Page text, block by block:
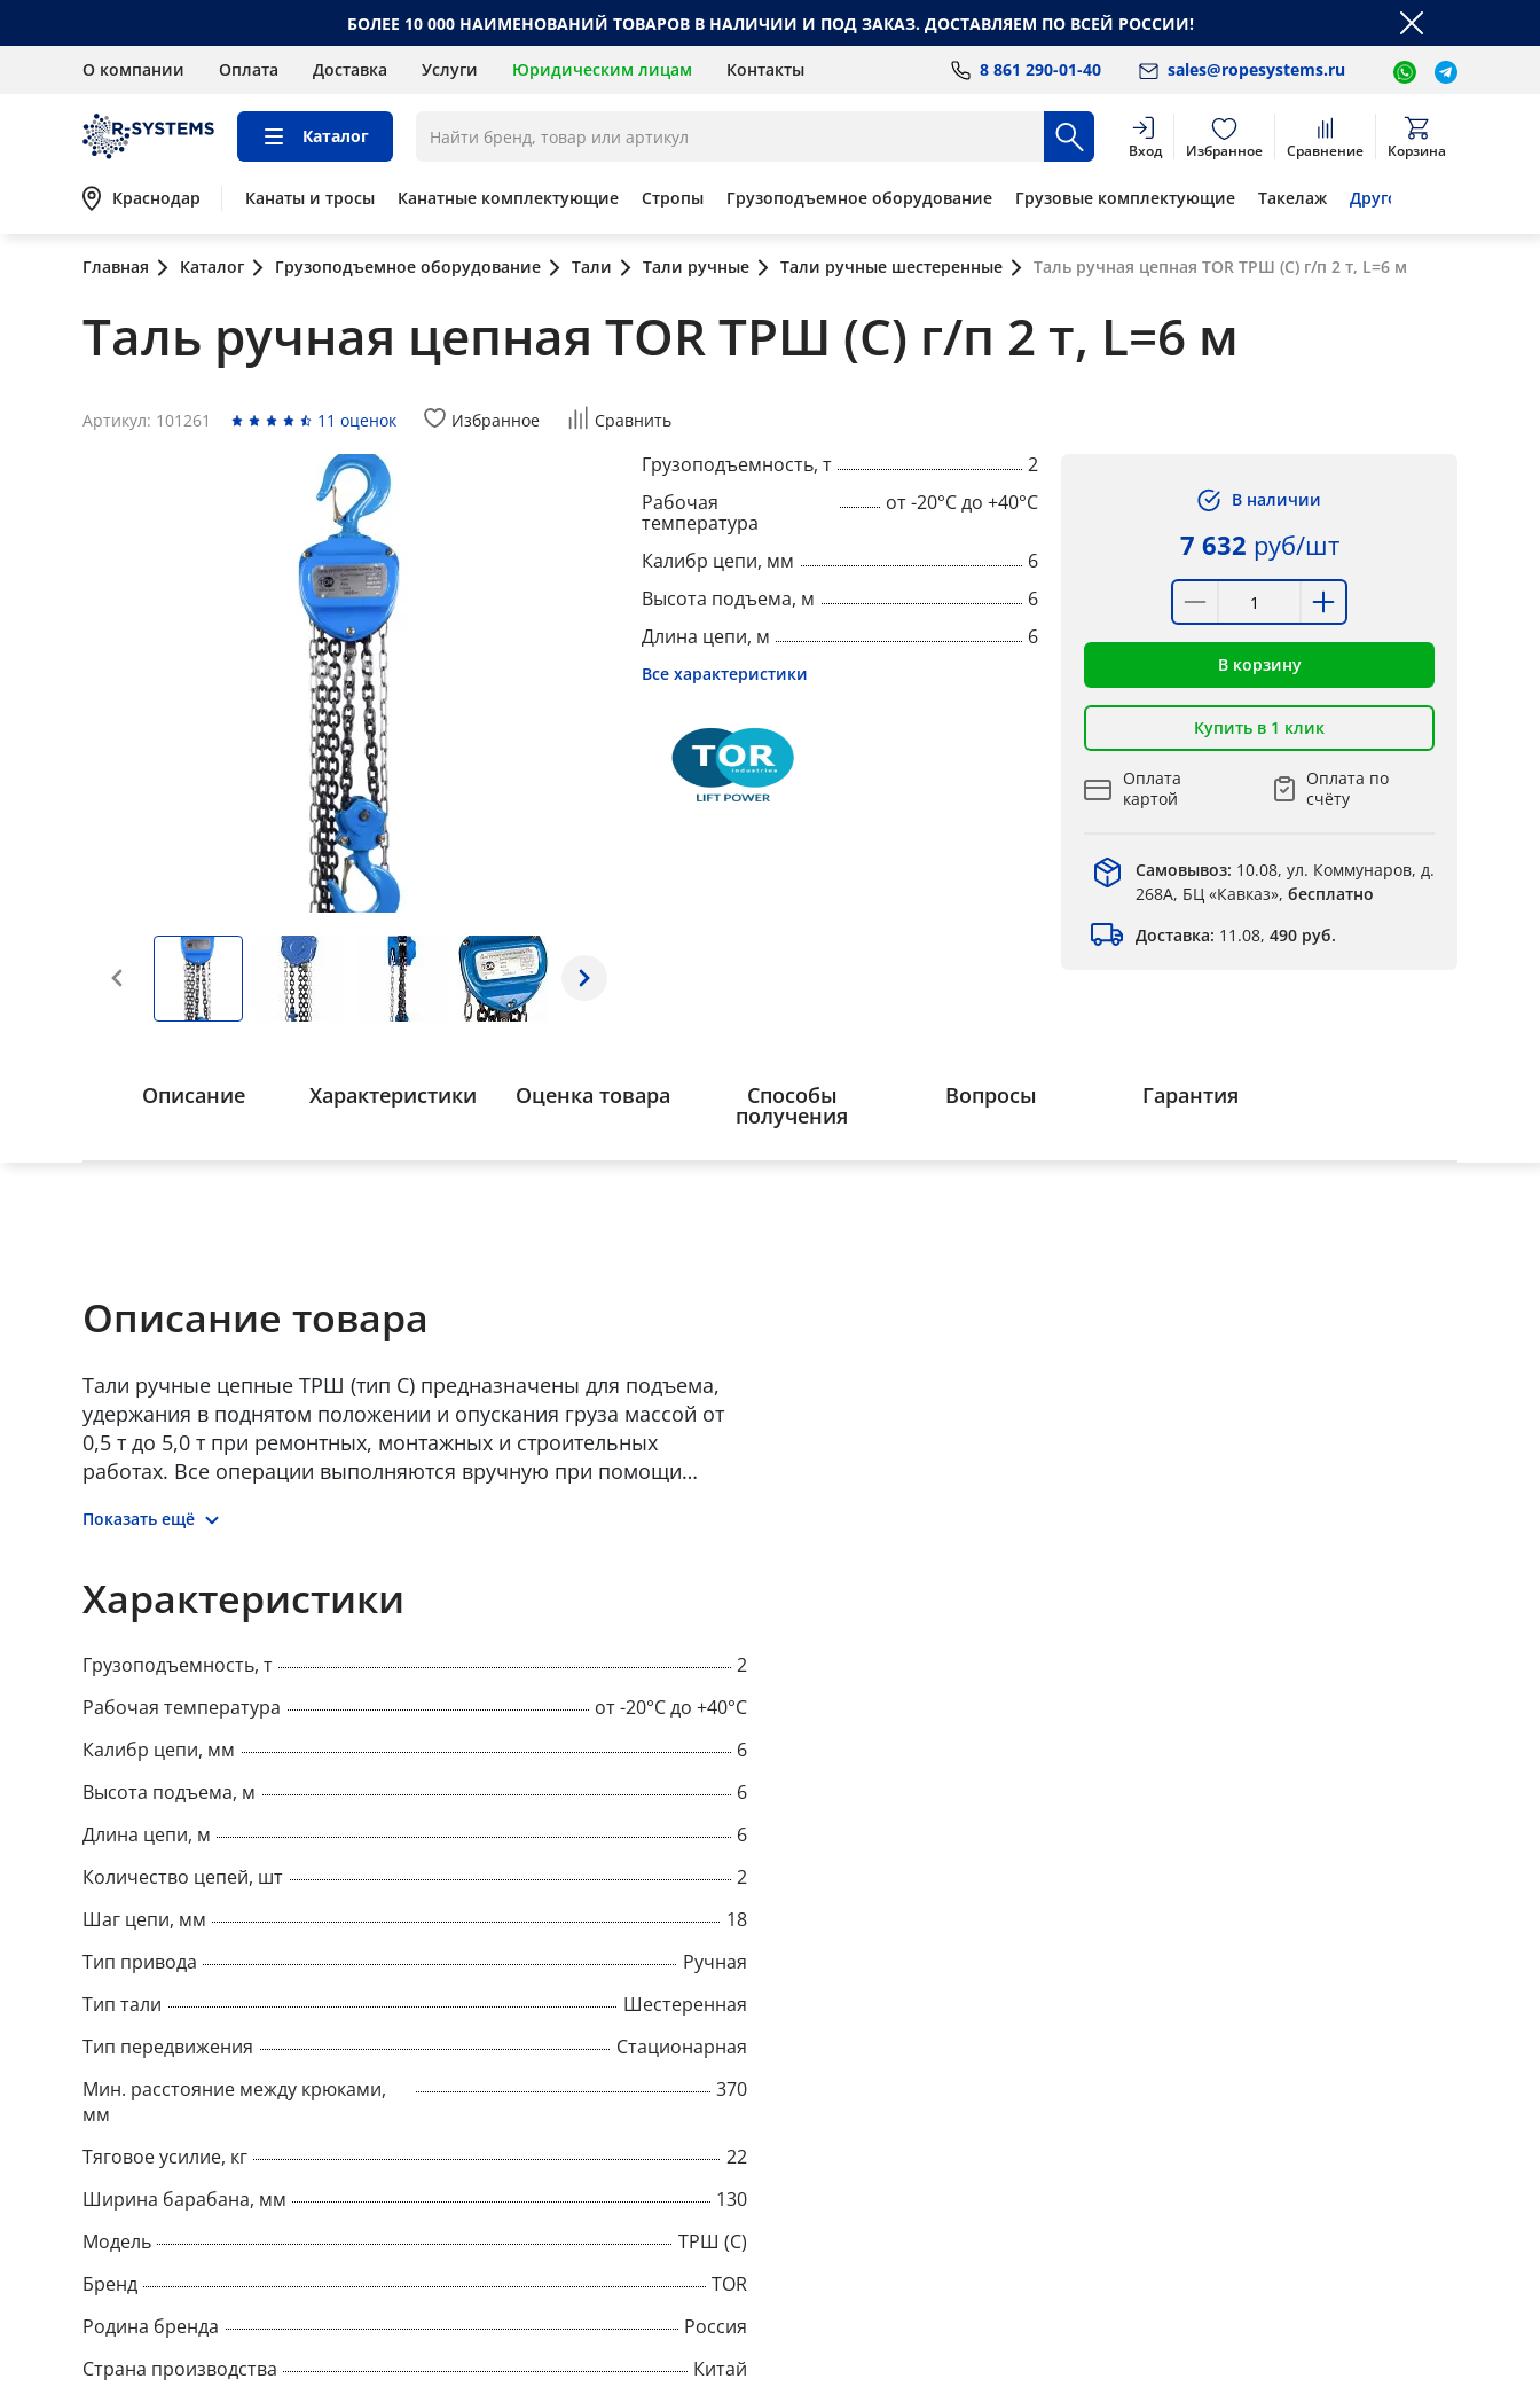
БОЛЕЕ 10 000 НАИМЕНОВАНИЙ ТОВАРОВ В НАЛИЧИИ И ПОД ЗАКАЗ. ДОСТАВЛЯЕМ ПО ВСЕЙ РОССИИ!
О компании Оплата Доставка Услуги Юридическим лицам Контакты 8 861 290-01-40 sales@ropesystems.ru
Каталог
Вход Избранное Сравнение Корзина
Краснодар Канаты и тросы Канатные комплектующие Стропы Грузоподъемное оборудование Грузовые комплектующие Такелаж Другое
Главная Каталог Грузоподъемное оборудование Тали Тали ручные Тали ручные шестеренные Таль ручная цепная TOR ТРШ (С) г/п 2 т, L=6 м
Таль ручная цепная TOR ТРШ (С) г/п 2 т, L=6 м
Артикул: 101261 11 оценок Избранное Сравнить
Грузоподъемность, т
2
Рабочая
температура
от -20°C до +40°C
Калибр цепи, мм
6
Высота подъема, м
6
Длина цепи, м
6
Все характеристики
В наличии
7 632 руб/шт
В корзину
Купить в 1 клик
Оплата
картой
Оплата по
счёту
Самовывоз: 10.08, ул. Коммунаров, д.
268А, БЦ «Кавказ», бесплатно
Доставка: 11.08, 490 руб.
Описание Характеристики Оценка товара Способы
получения
Вопросы Гарантия
Описание товара
Тали ручные цепные ТРШ (тип С) предназначены для подъема,
удержания в поднятом положении и опускания груза массой от
0,5 т до 5,0 т при ремонтных, монтажных и строительных
работах. Все операции выполняются вручную при помощи
площадки, производственные помещения и ремонтные
8-го класса прочности (толщина прутка зависит от
грузоподъемности тали), для фиксации грузов применяется
балку или монорельс выполняется за счет крюка или кошки (для
передвижных моделей).
Показать ещё
Характеристики
Грузоподъемность, т
2
Рабочая температура
от -20°C до +40°C
Калибр цепи, мм
6
Высота подъема, м
6
Длина цепи, м
6
Количество цепей, шт
2
Шаг цепи, мм
18
Тип привода
Ручная
Тип тали
Шестеренная
Тип передвижения
Стационарная
Мин. расстояние между крюками,
мм
370
Тяговое усилие, кг
22
Ширина барабана, мм
130
Модель
ТРШ (С)
Бренд
TOR
Родина бренда
Россия
Страна производства
Китай